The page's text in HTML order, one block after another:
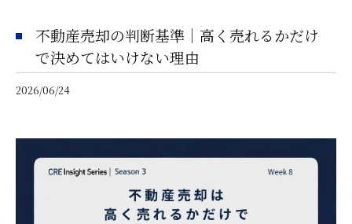
不動産売却の判断基準｜高く売れるかだけ
で決めてはいけない理由
2026/06/24